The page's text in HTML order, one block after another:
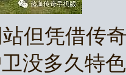
但凭借传
没多久特